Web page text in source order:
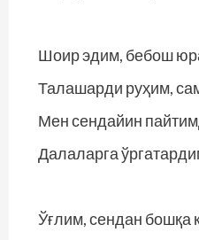
Шоир эдим, бебош
Талашарди руҳим,
Мен сендайин
Далаларга
Ўғлим, сендан бошқа